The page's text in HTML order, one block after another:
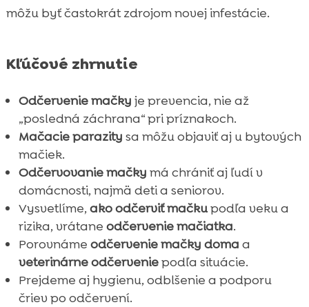
 Najčastejšie chyby pri odčervovaní mačky
FAQ
môžu byť častokrát zdrojom novej infestácie.
Kľúčové zhrnutie
Odčervenie mačky je prevencia, nie až
„posledná záchrana“ pri príznakoch.
Mačacie parazity sa môžu objaviť aj u bytových
mačiek.
Odčervovanie mačky má chrániť aj ľudí v
domácnosti, najmä deti a seniorov.
Vysvetlíme, ako odčerviť mačkupodľa veku a
rizika, vrátane odčervenie mačiatka.
Porovnáme odčervenie mačky doma a
veterinárne odčerveniepodľa situácie.
Prejdeme aj hygienu, odblšenie a podporu
čriev po odčervení.